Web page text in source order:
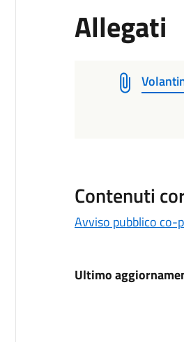
Allegati
Contenuti
Avviso pubblico co-
Ultimo